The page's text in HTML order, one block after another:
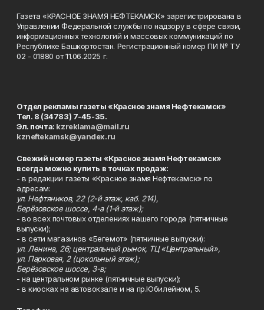
Газета «КРАСНОЕ ЗНАМЯ НЕФТЕКАМСК» зарегистрирована в
Управлении Федеральной службы по надзору в сфере связи,
информационных технологий и массовых коммуникаций по
Республике Башкортостан. Регистрационный номер ПИ № ТУ
02 - 01880 от 11.06.2025 г.
Отдел рекламы газеты «Красное знамя Нефтекамск»
Тел. 8 (34783) 7-45-35.
Эл. почта: kzreklama@mail.ru
kzneftekamsk@yandex.ru
Свежий номер газеты «Красное знамя Нефтекамск»
всегда можно купить в точках продаж:
- в редакции газеты «Красное знамя Нефтекамск» по
адресам:
ул. Нефтяников, 22 (2-й этаж, каб. 214),
Берёзовское шоссе, 4-а (1-й этаж);
- во всех почтовых отделениях нашего города (пятничные
выпуски);
- в сети магазинов «Бегемот» (пятничные выпуски):
ул. Ленина, 26; центральный рынок, ТЦ «Центральный»,
ул. Парковая, 2 (цокольный этаж);
Берёзовское шоссе, 3-в;
- на центральном рынке (пятничные выпуски);
- в киосках на автовокзале и на пр.Юбилейном, 5.